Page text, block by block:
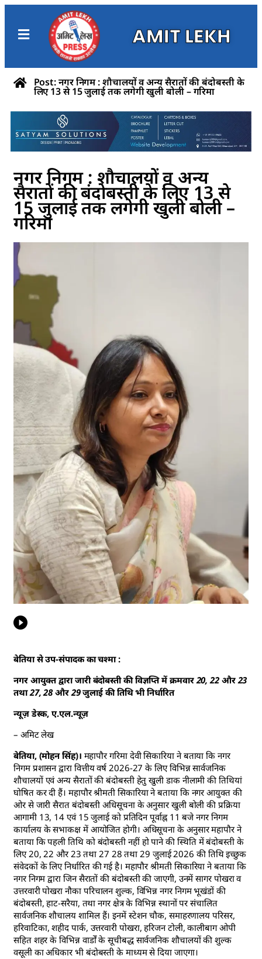
AMIT LEKH
Post: नगर निगम : शौचालयों व अन्य सैरातों की बंदोबस्ती के
लिए 13 से 15 जुलाई तक लगेगी खुली बोली – गरिमा
नगर निगम : शौचालयों व अन्य
सैरातों की बंदोबस्ती के लिए 13 से
15 जुलाई तक लगेगी खुली बोली –
गरिमा
बेतिया से उप-संपादक का चश्मा :
नगर आयुक्त द्वारा जारी बंदोबस्ती की विज्ञप्ति में क्रमवार 20, 22 और 23
तथा 27, 28 और 29 जुलाई की तिथि भी निर्धारित
न्यूज़ डेस्क, ए.एल.न्यूज़
– अमिट लेख
बेतिया, (मोहन सिंह)। महापौर गरिमा देवी सिकारिया ने बताया कि नगर
निगम प्रशासन द्वारा वित्तीय वर्ष 2026-27 के लिए विभिन्न सार्वजनिक
शौचालयों एवं अन्य सैरातों की बंदोबस्ती हेतु खुली डाक नीलामी की तिथियां
घोषित कर दी हैं। महापौर श्रीमती सिकारिया ने बताया कि नगर आयुक्त की
ओर से जारी सैरात बंदोबस्ती अधिसूचना के अनुसार खुली बोली की प्रक्रिया
आगामी 13, 14 एवं 15 जुलाई को प्रतिदिन पूर्वाह्न 11 बजे नगर निगम
कार्यालय के सभाकक्ष में आयोजित होगी। अधिसूचना के अनुसार महापौर ने
बताया कि पहली तिथि को बंदोबस्ती नहीं हो पाने की स्थिति में बंदोबस्ती के
लिए 20, 22 और 23 तथा 27 28 तथा 29 जुलाई 2026 की तिथि इच्छुक
संवेदकों के लिए निर्धारित की गई है। महापौर श्रीमती सिकारिया ने बताया कि
नगर निगम द्वारा जिन सैरातों की बंदोबस्ती की जाएगी, उनमें सागर पोखरा व
उत्तरवारी पोखरा नौका परिचालन शुल्क, विभिन्न नगर निगम भूखंडों की
बंदोबस्ती, हाट-सरैया, तथा नगर क्षेत्र के विभिन्न स्थानों पर संचालित
सार्वजनिक शौचालय शामिल हैं। इनमें स्टेशन चौक, समाहरणालय परिसर,
हरिवाटिका, शहीद पार्क, उत्तरवारी पोखरा, हरिजन टोली, कालीबाग ओपी
सहित शहर के विभिन्न वार्डों के सूचीबद्ध सार्वजनिक शौचालयों की शुल्क
वसूली का अधिकार भी बंदोबस्ती के माध्यम से दिया जाएगा।